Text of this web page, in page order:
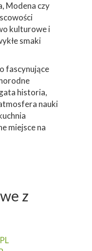
Modena czy
kulturowe i
smaki
fascynujące
historia,
nauki
miejsce na
z